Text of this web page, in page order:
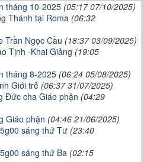
tháng 10-2025 (05:17 07/10/2025)
Thánh tại Roma (06:32
Trần Ngọc Cầu (18:37 03/09/2025)
Tịnh -Khai Giảng (19:05
tháng 8-2025 (06:24 05/08/2025)
Giới trẻ (06:37 31/07/2025)
Đức cha Giáo phận (04:29
Giáo phận (04:46 21/06/2025)
sáng thứ Tư (23:40
sáng thứ Ba (02:15